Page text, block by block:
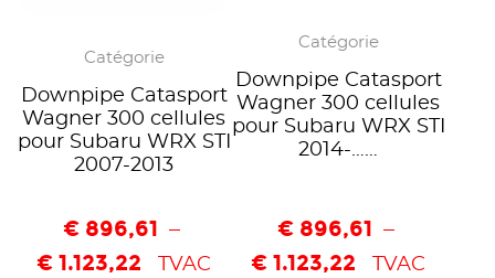
Catégorie
Downpipe Catasport
Wagner 300 cellules
pour Subaru WRX STI
2007-2013
€896,61 –
€ 1.123,22 TVAC
Catégorie
Downpipe Catasport
Wagner 300 cellules
pour Subaru WRX STI
2014-……
€896,61 –
€ 1.123,22 TVAC